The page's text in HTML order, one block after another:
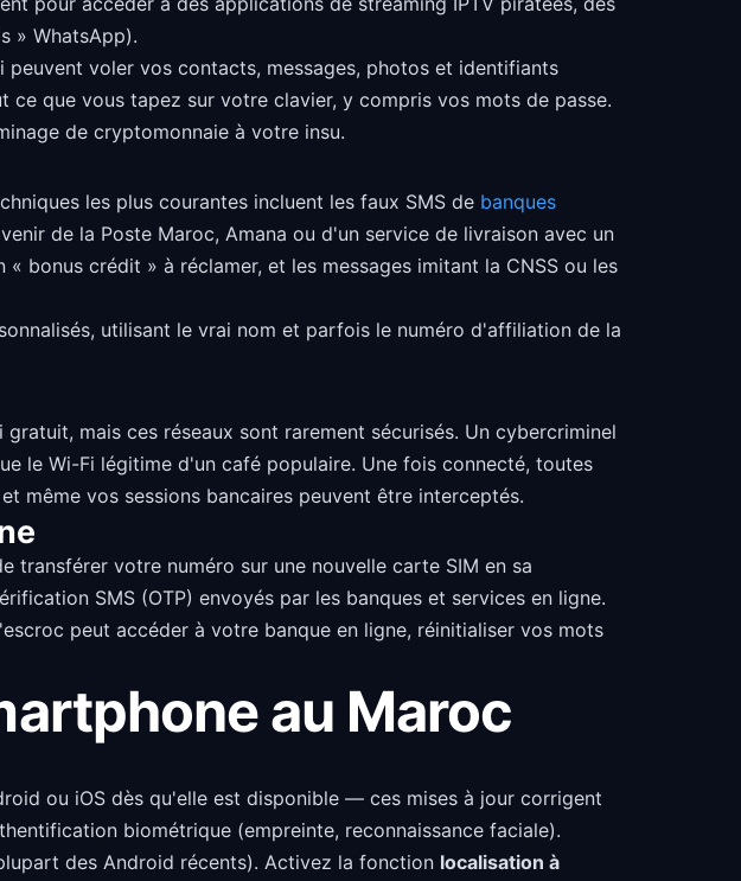
» WhatsApp).
peuvent voler vos contacts, messages, photos et identifiants
que vous tapez sur votre clavier, y compris vos mots de passe.
de cryptomonnaie à votre insu.
les plus courantes incluent les faux SMS de banques
de la Poste Maroc, Amana ou d'un service de livraison avec un
bonus crédit » à réclamer, et les messages imitant la CNSS ou les
utilisant le vrai nom et parfois le numéro d'affiliation de la
mais ces réseaux sont rarement sécurisés. Un cybercriminel
le Wi-Fi légitime d'un café populaire. Une fois connecté, toutes
même vos sessions bancaires peuvent être interceptés.
votre numéro sur une nouvelle carte SIM en sa
SMS (OTP) envoyés par les banques et services en ligne.
peut accéder à votre banque en ligne, réinitialiser vos mots
au Maroc
ou iOS dès qu'elle est disponible — ces mises à jour corrigent
biométrique (empreinte, reconnaissance faciale).
des Android récents). Activez la fonction localisation à